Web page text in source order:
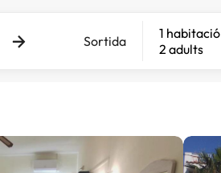
Sortida
1 habitació
2 adults